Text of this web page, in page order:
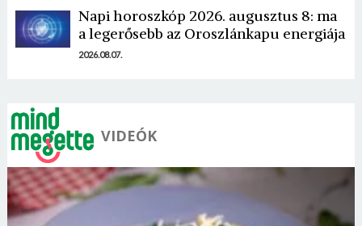
Napi horoszkóp 2026. augusztus 8: ma
a legerősebb az Oroszlánkapu energiája
2026.08.07.
VIDEÓK